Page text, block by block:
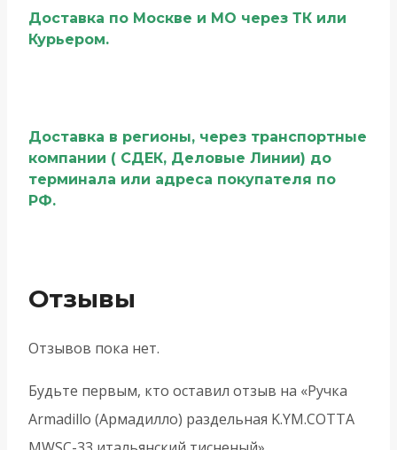
Доставка по Москве и МО через ТК или
Курьером.
Доставка в регионы, через транспортные
компании ( СДЕК, Деловые Линии) до
терминала или адреса покупателя по
РФ.
Отзывы
Отзывов пока нет.
Будьте первым, кто оставил отзыв на «Ручка
Armadillo (Армадилло) раздельная K.YM.COTTA